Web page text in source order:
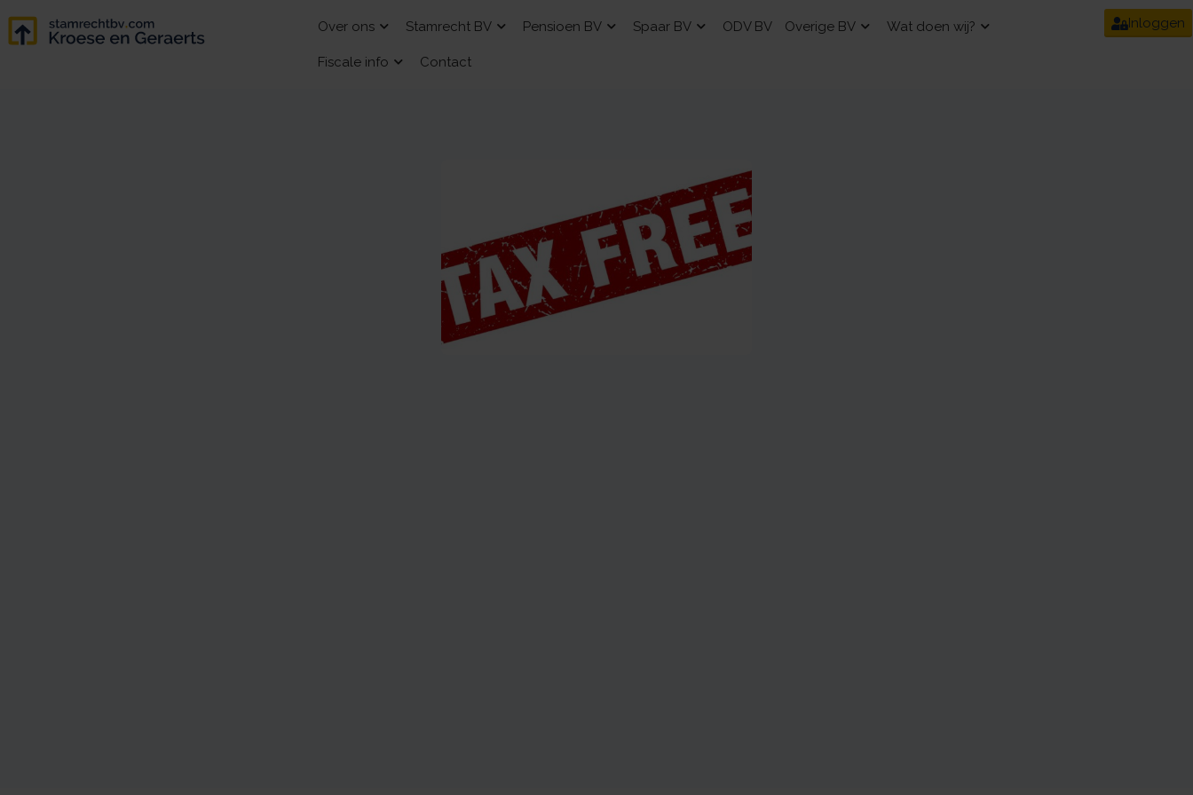
Over ons Stamrecht BV Pensioen BV Spaar BV ODV BV Overige BV Wat doen wij?
Fiscale info Contact
Inloggen